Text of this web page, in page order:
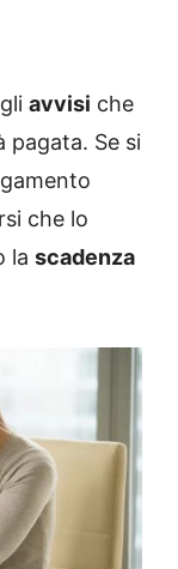
avvisi che
pagata. Se si
che lo
la scadenza